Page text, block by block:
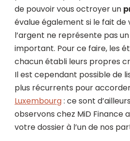
de pouvoir vous octroyer un
évalue également si le fait de
l’argent ne représente pas
important. Pour ce faire, les
chacun établi leurs propres
Il est cependant possible de
plus récurrents pour
Luxembourg: ce sont
observons chez MiD Finance
votre dossier à l’un de nos